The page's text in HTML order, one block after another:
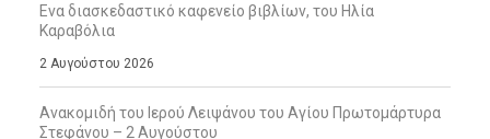
Ενα διασκεδαστικό καφενείο βιβλίων, του Ηλία
Καραβόλια
2 Αυγούστου 2026
Ανακομιδή του Ιερού Λειψάνου του Αγίου Πρωτομάρτυρα
Στεφάνου – 2 Αυγούστου